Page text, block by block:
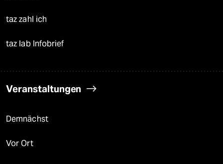
taz zahl ich
taz lab Infobrief
Veranstaltungen
Demnächst
Vor Ort